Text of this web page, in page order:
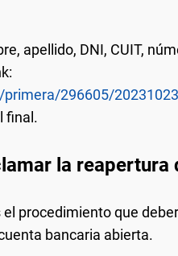
apellido, DNI, CUIT,
296605/20231023
final.
la reapertura
procedimiento que
bancaria abierta.